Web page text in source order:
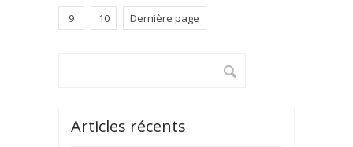
9 10 Dernière page
Articles récents